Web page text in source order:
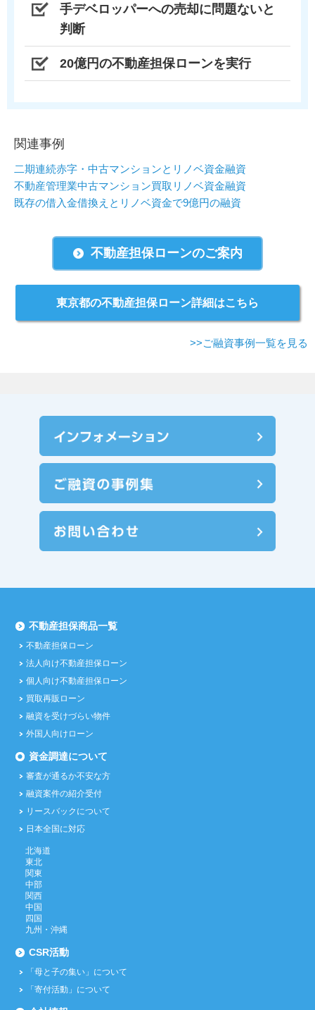
手デベロッパーへの売却に問題ないと
判断
20億円の不動産担保ローンを実行
関連事例
二期連続赤字・中古マンションとリノベ資金融資
不動産管理業中古マンション買取リノベ資金融資
既存の借入金借換えとリノベ資金で9億円の融資
不動産担保ローンのご案内
東京都の不動産担保ローン詳細はこちら
>>ご融資事例一覧を見る
不動産担保商品一覧
不動産担保ローン
法人向け不動産担保ローン
個人向け不動産担保ローン
買取再販ローン
融資を受けづらい物件
外国人向けローン
資金調達について
審査が通るか不安な方
融資案件の紹介受付
リースバックについて
日本全国に対応
北海道
東北
関東
中部
関西
中国
四国
九州・沖縄
CSR活動
「母と子の集い」について
「寄付活動」について